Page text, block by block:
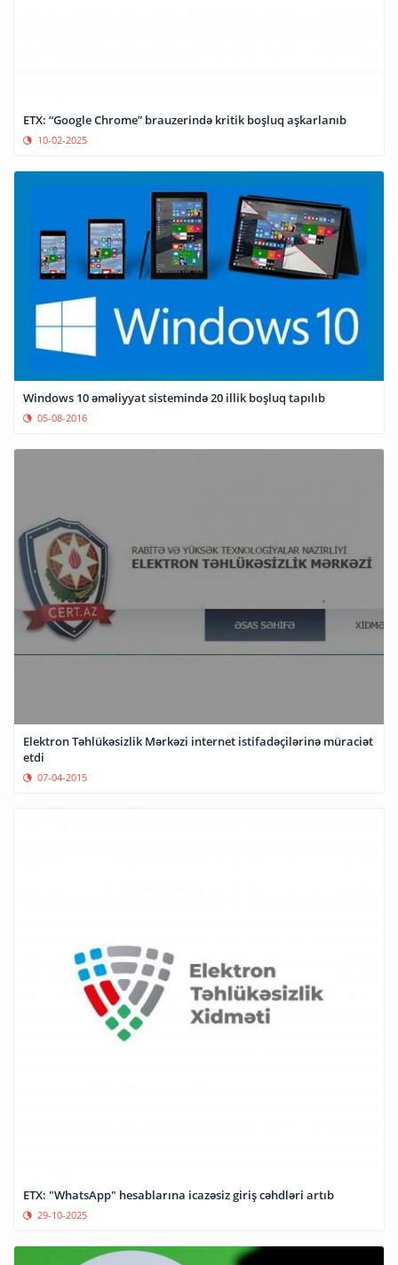
ETX: “Google Chrome” brauzerində kritik boşluq aşkarlanıb
10-02-2025
Windows 10 əməliyyat sistemində 20 illik boşluq tapılıb
05-08-2016
Elektron Təhlükəsizlik Mərkəzi internet istifadəçilərinə müraciət
etdi
07-04-2015
ETX: "WhatsApp" hesablarına icazəsiz giriş cəhdləri artıb
29-10-2025